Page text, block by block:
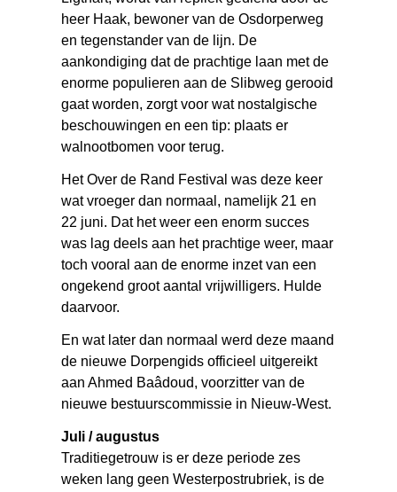
heer Haak, bewoner van de Osdorperweg
en tegenstander van de lijn. De
aankondiging dat de prachtige laan met de
enorme populieren aan de Slibweg gerooid
gaat worden, zorgt voor wat nostalgische
beschouwingen en een tip: plaats er
walnootbomen voor terug.
Het Over de Rand Festival was deze keer
wat vroeger dan normaal, namelijk 21 en
22 juni. Dat het weer een enorm succes
was lag deels aan het prachtige weer, maar
toch vooral aan de enorme inzet van een
ongekend groot aantal vrijwilligers. Hulde
daarvoor.
En wat later dan normaal werd deze maand
de nieuwe Dorpengids officieel uitgereikt
aan Ahmed Baâdoud, voorzitter van de
nieuwe bestuurscommissie in Nieuw-West.
Juli / augustus
Traditiegetrouw is er deze periode zes
weken lang geen Westerpostrubriek, is de